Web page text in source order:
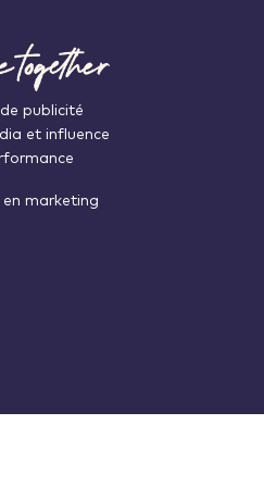
publicité
et influence
marketing